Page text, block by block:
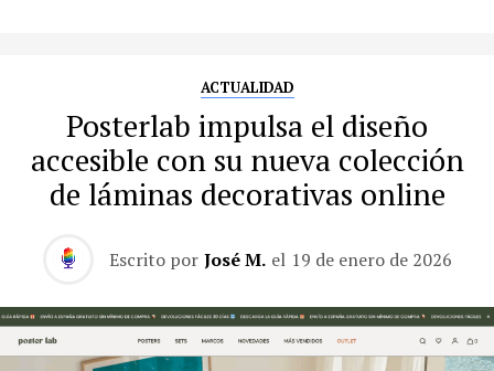
ACTUALIDAD
Posterlab impulsa el diseño
accesible con su nueva colección
de láminas decorativas online
Escrito por José M. el 19 de enero de 2026